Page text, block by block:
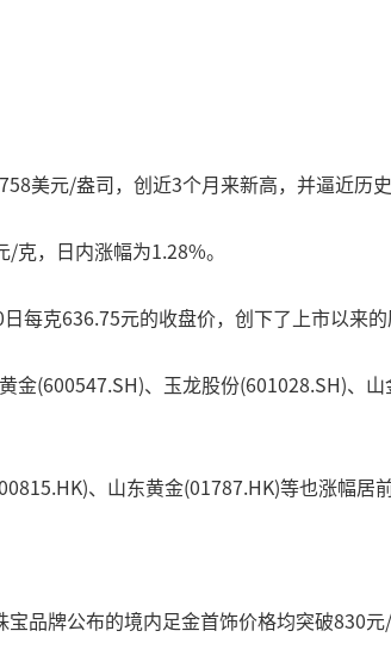
美元/盎司，创近3个月来新高，并逼近历史
，日内涨幅为1.28%。
克636.75元的收盘价，创下了上市以来的
金(600547.SH)、玉龙股份(601028.SH)、
、山东黄金(01787.HK)等也涨幅居前
品牌公布的境内足金首饰价格均突破830元/